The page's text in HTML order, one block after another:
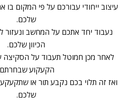
עיצוב ייחודי עבורכם על פי המקום
שלכם.
נעבוד יחד אתכם על המחשב ונעזור
הכיוון שלכם.
לאחר מכן חמוטל תעבוד על הסקיצה
הקעקוע
ואז זה תלוי בכם נקבע תור או
שלכם.